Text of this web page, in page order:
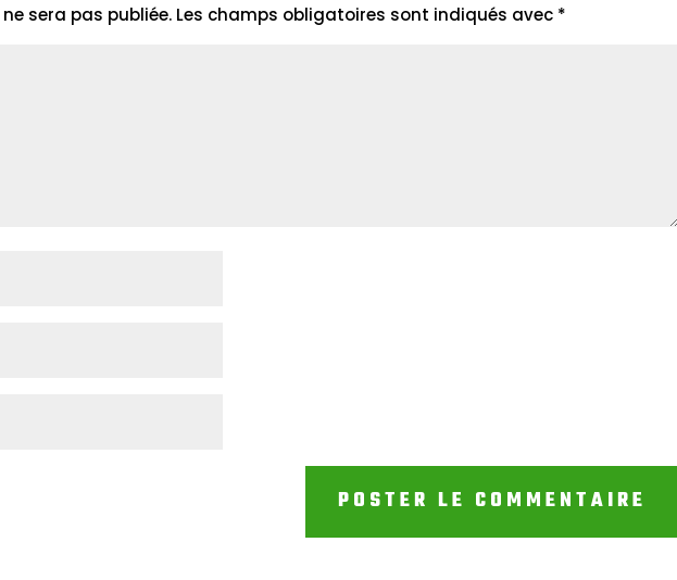
sera pas publiée. Les champs obligatoires sont indiqués avec *